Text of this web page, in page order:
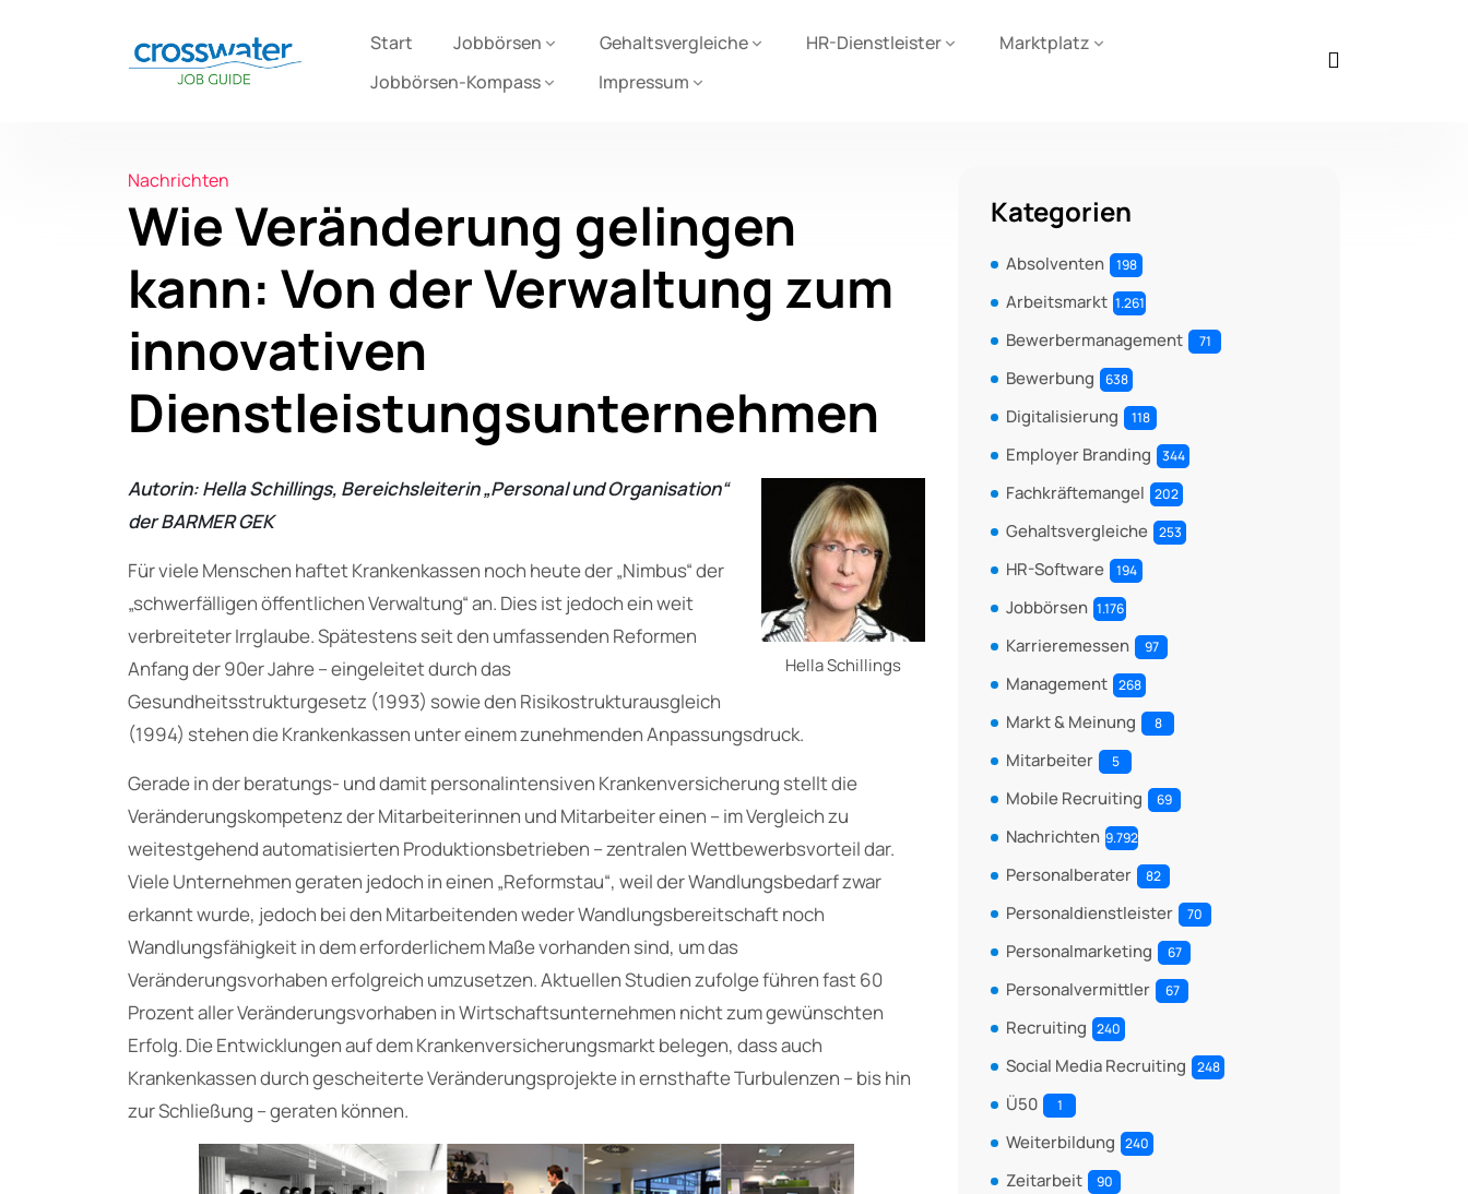
Start Jobbörsen Gehaltsvergleiche HR-Dienstleister
Marktplatz
Jobbörsen-Kompass
Impressum
Nachrichten
Wie Veränderung gelingen
kann: Von der Verwaltung zum
innovativen
Dienstleistungsunternehmen
Hella Schillings
Autorin: Hella Schillings, Bereichsleiterin „Personal und Organisation“
der BARMER GEK
Für viele Menschen haftet Krankenkassen noch heute der „Nimbus“ der
„schwerfälligen öffentlichen Verwaltung“ an. Dies ist jedoch ein weit
verbreiteter Irrglaube. Spätestens seit den umfassenden Reformen
Anfang der 90er Jahre – eingeleitet durch das
Gesundheitsstrukturgesetz (1993) sowie den Risikostrukturausgleich
(1994) stehen die Krankenkassen unter einem zunehmenden Anpassungsdruck.
Gerade in der beratungs- und damit personalintensiven Krankenversicherung stellt die
Veränderungskompetenz der Mitarbeiterinnen und Mitarbeiter einen – im Vergleich zu
weitestgehend automatisierten Produktionsbetrieben – zentralen Wettbewerbsvorteil dar.
Viele Unternehmen geraten jedoch in einen „Reformstau“, weil der Wandlungsbedarf zwar
erkannt wurde, jedoch bei den Mitarbeitenden weder Wandlungsbereitschaft noch
Wandlungsfähigkeit in dem erforderlichem Maße vorhanden sind, um das
Veränderungsvorhaben erfolgreich umzusetzen. Aktuellen Studien zufolge führen fast 60
Prozent aller Veränderungsvorhaben in Wirtschaftsunternehmen nicht zum gewünschten
Erfolg. Die Entwicklungen auf dem Krankenversicherungsmarkt belegen, dass auch
Krankenkassen durch gescheiterte Veränderungsprojekte in ernsthafte Turbulenzen – bis hin
zur Schließung – geraten können.
Kategorien
Absolventen 198
Arbeitsmarkt 1.261
Bewerbermanagement 71
Bewerbung 638
Digitalisierung 118
Employer Branding 344
Fachkräftemangel 202
Gehaltsvergleiche 253
HR-Software 194
Jobbörsen 1.176
Karrieremessen 97
Management 268
Markt & Meinung 8
Mitarbeiter 5
Mobile Recruiting 69
Nachrichten 9.792
Personalberater 82
Personaldienstleister 70
Personalmarketing 67
Personalvermittler 67
Recruiting 240
Social Media Recruiting 248
Ü50 1
Weiterbildung 240
Zeitarbeit 90